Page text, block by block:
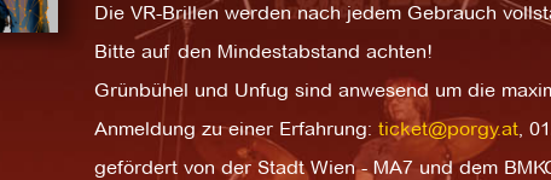
Die VR-Brillen werden nach jedem Gebrauch
Bitte auf den Mindestabstand achten!
Grünbühel und Unfug sind anwesend um die
Anmeldung zu einer Erfahrung: ticket@porgy.at,
gefördert von der Stadt Wien - MA7 und dem